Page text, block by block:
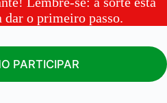
dar o primeiro passo.
PARTICIPAR